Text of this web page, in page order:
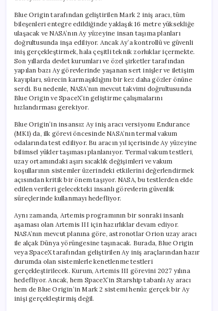
Blue Origin tarafından geliştirilen Mark 2 iniş aracı, tüm
bileşenleri entegre edildiğinde yaklaşık 16 metre yüksekliğe
ulaşacak ve NASA’nın Ay yüzeyine insan taşıma planları
doğrultusunda inşa ediliyor. Ancak Ay’a kontrollü ve güvenli
iniş gerçekleştirmek, hala çeşitli teknik zorluklar içermekte.
Son yıllarda devlet kurumları ve özel şirketler tarafından
yapılan bazı Ay görevlerinde yaşanan sert inişler ve iletişim
kayıpları, sürecin karmaşıklığını bir kez daha gözler önüne
serdi. Bu nedenle, NASA’nın mevcut takvimi doğrultusunda
Blue Origin ve SpaceX’in geliştirme çalışmalarını
hızlandırması gerekiyor.
Blue Origin’in insansız Ay iniş aracı versiyonu Endurance
(MK1) da, ilk görevi öncesinde NASA’nın termal vakum
odalarında test ediliyor. Bu aracın yıl içerisinde Ay yüzeyine
bilimsel yükler taşıması planlanıyor. Termal vakum testleri,
uzay ortamındaki aşırı sıcaklık değişimleri ve vakum
koşullarının sistemler üzerindeki etkilerini değerlendirmek
açısından kritik bir önem taşıyor. NASA, bu testlerden elde
edilen verileri gelecekteki insanlı görevlerin güvenlik
süreçlerinde kullanmayı hedefliyor.
Aynı zamanda, Artemis programının bir sonraki insanlı
aşaması olan Artemis III için hazırlıklar devam ediyor.
NASA’nın mevcut planına göre, astronotlar Orion uzay aracı
ile alçak Dünya yörüngesine taşınacak. Burada, Blue Origin
veya SpaceX tarafından geliştirilen Ay iniş araçlarından hazır
durumda olan sistemlerle kenetlenme testleri
gerçekleştirilecek. Kurum, Artemis III görevini 2027 yılına
hedefliyor. Ancak, hem SpaceX’in Starship tabanlı Ay aracı
hem de Blue Origin’in Mark 2 sistemi henüz gerçek bir Ay
inişi gerçekleştirmiş değil.